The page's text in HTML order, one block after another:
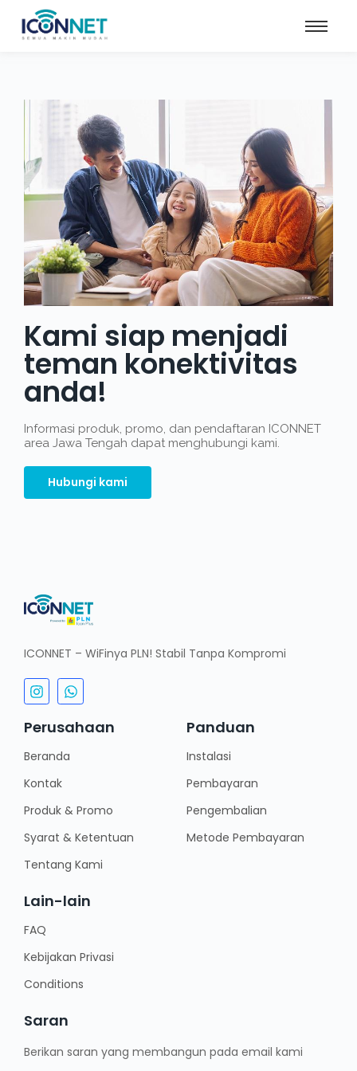
Kami siap menjadi
teman konektivitas
anda!
Informasi produk, promo, dan pendaftaran ICONNET
area Jawa Tengah dapat menghubungi kami.
Hubungi kami
ICONNET – WiFinya PLN! Stabil Tanpa Kompromi
Perusahaan
Beranda
Kontak
Produk & Promo
Syarat & Ketentuan
Tentang Kami
Panduan
Instalasi
Pembayaran
Pengembalian
Metode Pembayaran
Lain-lain
FAQ
Kebijakan Privasi
Conditions
Saran
Berikan saran yang membangun pada email kami